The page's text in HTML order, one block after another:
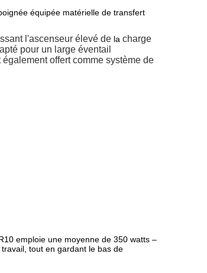
équipée matérielle de transfert
l'ascenseur élevé de la charge
pour un large éventail
offert comme système de
emploie une moyenne de 350 watts –
tout en gardant le bas de